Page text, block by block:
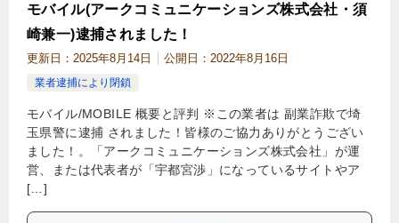
モバイル(アークコミュニケーションズ株式会社・須
崎兼一)逮捕されました！
更新日： 2025年8月14日 公開日： 2022年8月16日
業者逮捕により閉鎖
モバイル/MOBILE 概要と評判 ※この業者は 副業詐欺で埼
玉県警に逮捕 されました！皆様のご協力ありがとうござい
ました！。「アークコミュニケーションズ株式会社」が運
営、または代表者が「宇都宮渉」になっているサイトやア
[…]